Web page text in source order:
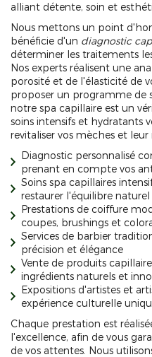
alliant détente, soin et
Nous mettons un point
bénéficie d'un diagnostic
déterminer les traitements
Nos experts réalisent une
porosité et de l'élasticité de
proposer un programme de
notre spa capillaire est un
soins intensifs et hydratants
revitaliser vos mèches et
Diagnostic personnalisé
prenant en compte vos
Soins spa capillaires
restaurer l'équilibre naturel
Prestations de coiffure
coupes, brushings et
Services de barbier
précision et élégance
Vente de produits
ingrédients naturels et
Expositions d'artistes et
expérience culturelle
Chaque prestation est
l'excellence, afin de vous
de vos attentes. Nous